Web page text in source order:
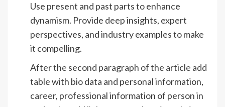
Use present and past parts to enhance
dynamism. Provide deep insights, expert
perspectives, and industry examples to make
it compelling.
After the second paragraph of the article add
table with bio data and personal information,
career, professional information of person in